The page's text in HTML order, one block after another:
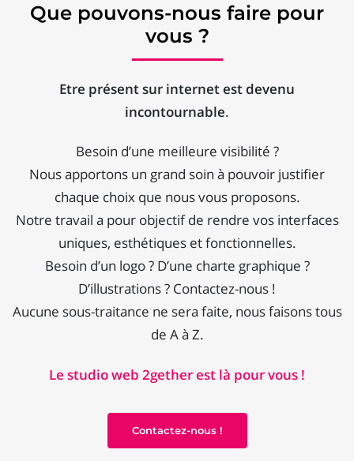
Que pouvons-nous faire pour
vous ?
Etre présent sur internet est devenu
incontournable.
Besoin d’une meilleure visibilité ?
Nous apportons un grand soin à pouvoir justifier
chaque choix que nous vous proposons.
Notre travail a pour objectif de rendre vos interfaces
uniques, esthétiques et fonctionnelles.
Besoin d’un logo ? D’une charte graphique ?
D’illustrations ? Contactez-nous !
Aucune sous-traitance ne sera faite, nous faisons tous
de A à Z.
Le studio web 2gether est là pour vous !
Contactez-nous !